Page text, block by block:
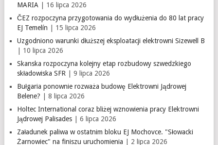
MARIA | 16 lipca 2026
ČEZ rozpoczyna przygotowania do wydłużenia do 80 lat pracy
EJ Temelín | 15 lipca 2026
Uzgodniono warunki dłuższej eksploatacji elektrowni Sizewell B
| 10 lipca 2026
Skanska rozpoczyna kolejny etap rozbudowy szwedzkiego
składowiska SFR | 9 lipca 2026
Bułgaria ponownie rozważa budowę Elektrowni Jądrowej
Belene? | 8 lipca 2026
Holtec International coraz bliżej wznowienia pracy Elektrowni
Jądrowej Palisades| 6 lipca 2026
Załadunek paliwa w ostatnim bloku EJ Mochovce. "Słowacki
Żarnowiec" na finiszu uruchomienia | 2 lipca 2026